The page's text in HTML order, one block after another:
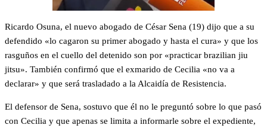
Ricardo Osuna, el nuevo abogado de César Sena (19) dijo que a su
defendido «lo cagaron su primer abogado y hasta el cura» y que los
rasguños en el cuello del detenido son por «practicar brazilian jiu
jitsu». También confirmó que el exmarido de Cecilia «no va a
declarar» y que será trasladado a la Alcaidía de Resistencia.
El defensor de Sena, sostuvo que él no le preguntó sobre lo que pasó
con Cecilia y que apenas se limita a informarle sobre el expediente,